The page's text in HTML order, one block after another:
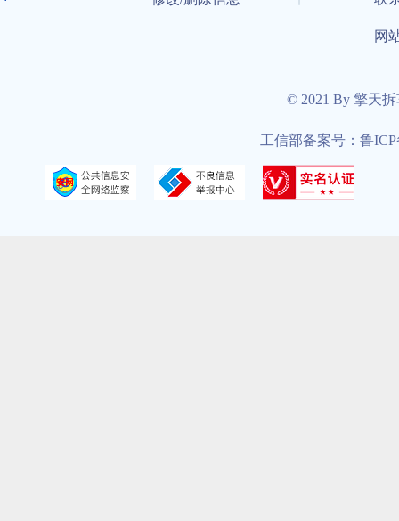
网
© 2021 By 擎天
工信部备案号：鲁